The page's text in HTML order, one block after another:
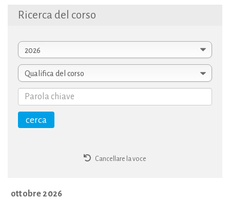
Ricerca del corso
Cancellare la voce
ottobre 2026